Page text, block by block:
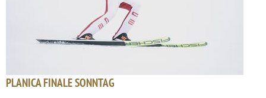
PLANICA FINALE SONNTAG